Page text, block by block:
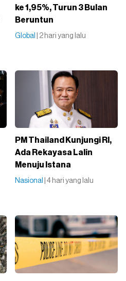
ke 1,95%, Turun 3 Bulan
Beruntun
Global | 2 hari yang lalu
PM Thailand Kunjungi RI,
Ada Rekayasa Lalin
Menuju Istana
Nasional | 4 hari yang lalu